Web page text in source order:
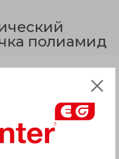
полиамид